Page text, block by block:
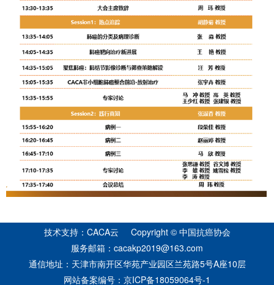
技术支持：CACA云 Copyright © 中国抗癌协会
服务邮箱：cacakp2019@163.com
通信地址：天津市南开区华苑产业园区兰苑路5号A座10层
网站备案编号： 京ICP备18059064号-1